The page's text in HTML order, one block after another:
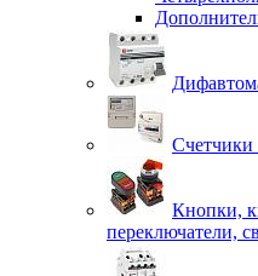
Счетчики
Кнопки,
переключатели,